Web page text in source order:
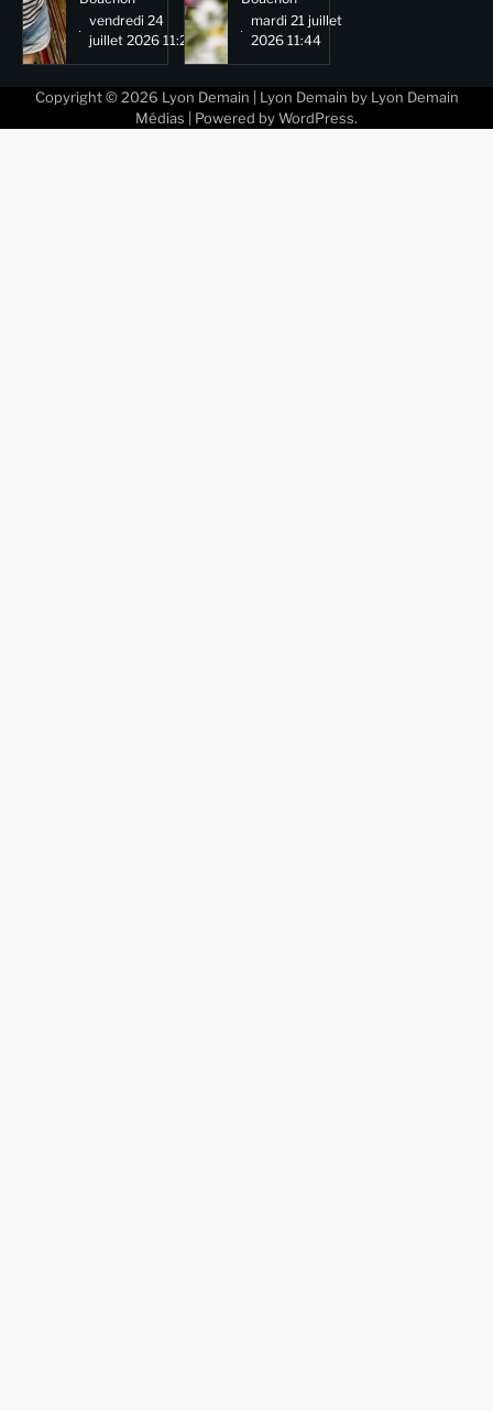
vendredi 24
juillet 2026 11:29
mardi 21 juillet
2026 11:44
Copyright © 2026 Lyon Demain | Lyon Demain by Lyon Demain
Médias | Powered by WordPress.